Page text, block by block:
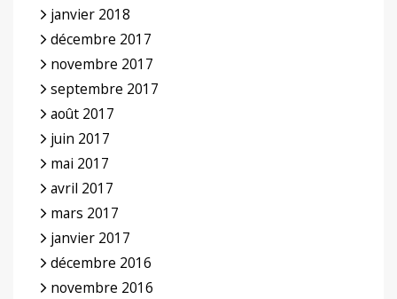
janvier 2018
décembre 2017
novembre 2017
septembre 2017
août 2017
juin 2017
mai 2017
avril 2017
mars 2017
janvier 2017
décembre 2016
novembre 2016